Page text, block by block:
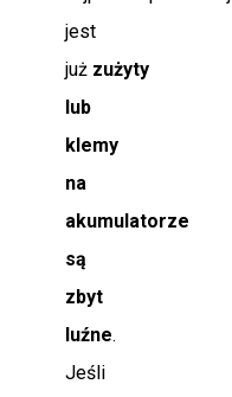
jest
już zużyty
lub
klemy
na
akumulatorze
są
zbyt
luźne.
Jeśli